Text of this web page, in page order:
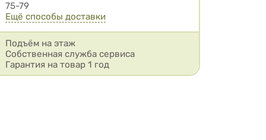
75-79
Ещё способы доставки
Подъём на этаж
Собственная служба сервиса
Гарантия на товар 1 год